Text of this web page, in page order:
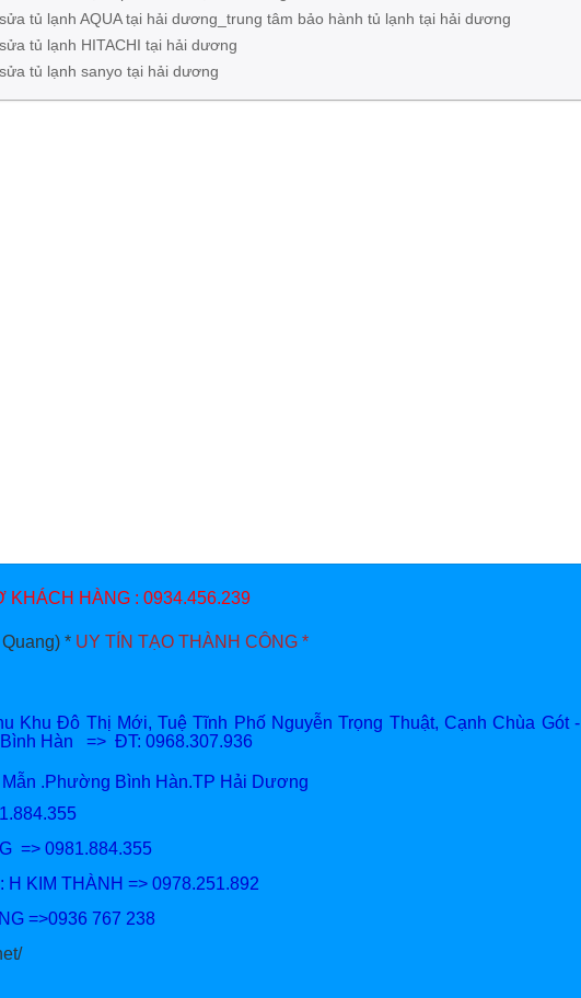
tủ lạnh AQUA tại hải dương_trung tâm bảo hành tủ lạnh tại hải dương
tủ lạnh HITACHI tại hải dương
tủ lạnh sanyo tại hải dương
HÀNG : 0934.456.239
* UY TÍN TẠO THÀNH CÔNG *
Khu Đô Thị Mới, Tuệ Tĩnh Phố Nguyễn Trọng Thuật, Cạnh Chùa Gót -
Hàn => ĐT: 0968.307.936
.Phường Bình Hàn.TP Hải Dương
=> 0981.884.355
H KIM THÀNH => 0978.251.892
=>0936 767 238